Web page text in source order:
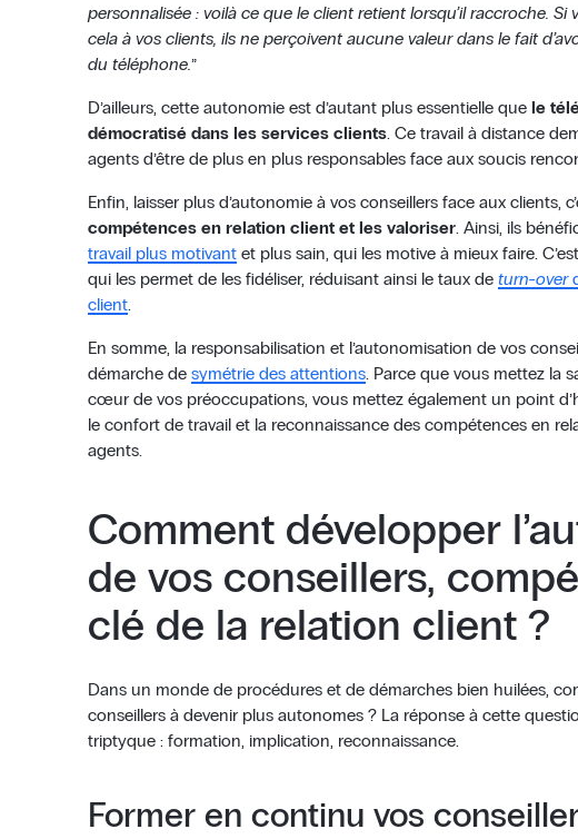
personnalisée : voilà ce que le client retient lorsqu’il raccroche. Si
cela à vos clients, ils ne perçoivent aucune valeur dans le fait
du téléphone.”
D’ailleurs, cette autonomie est d’autant plus essentielle quele
démocratisé dans les services clients. Ce travail à distance
agents d’être de plus en plus responsables face aux soucis
Enfin, laisser plus d’autonomie à vos conseillers face aux clients,
compétences en relation client et les valoriser. Ainsi, ils
travail plus motivant et plus sain, qui les motive à mieux faire.
qui les permet de les fidéliser, réduisant ainsi le taux de turn-over
client.
En somme, la responsabilisation et l’autonomisation de vos
démarche desymétrie des attentions . Parce que vous mettez la
cœur de vos préoccupations, vous mettez également un point
le confort de travail et la reconnaissance des compétences en
agents.
Comment développer
de vos conseillers,
clé de la relation client ?
Dans un monde de procédures et de démarches bien huilées,
conseillers à devenir plus autonomes ? La réponse à cette
triptyque : formation, implication, reconnaissance.
Former en continu vos